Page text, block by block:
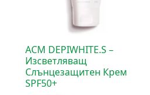
ACM DEPIWHITE.S –
Изсветляващ
Слънцезащитен Крем
SPF50+